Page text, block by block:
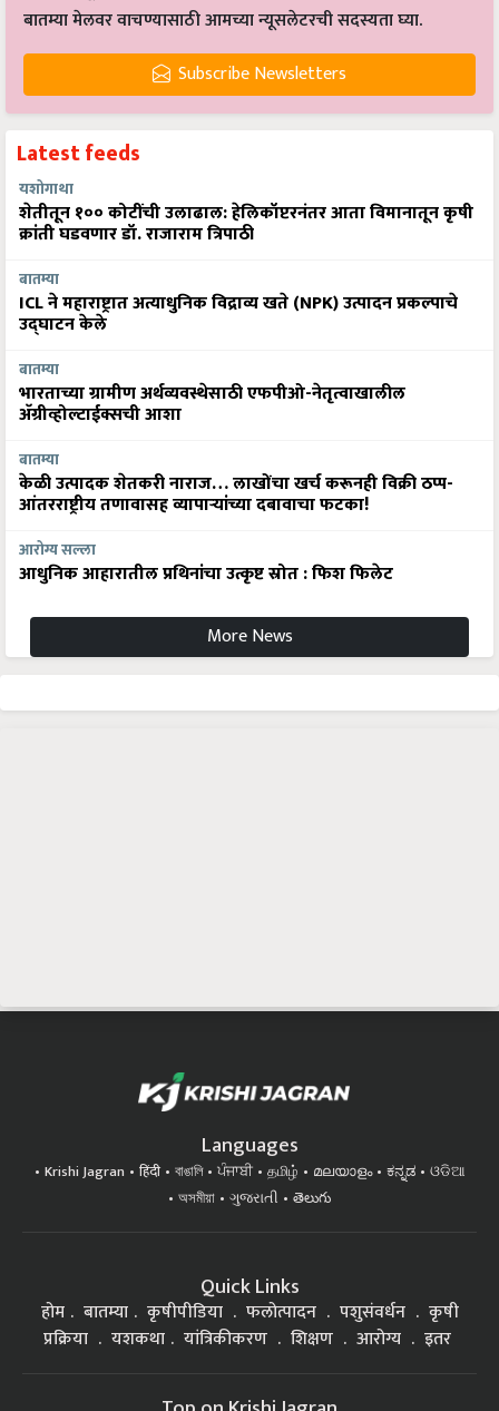
Subscribe Newsletters
यशोगाथा
शेतीतून १०० कोटींची उलाढाल: हेलिकॉप्टरनंतर आता विमानातून कृषी
क्रांती घडवणार डॉ. राजाराम त्रिपाठी
ICL ने महाराष्ट्रात अत्याधुनिक विद्राव्य खते (NPK) उत्पादन प्रकल्पाचे
उद्घाटन केले
भारताच्या ग्रामीण अर्थव्यवस्थेसाठी एफपीओ-नेतृत्वाखालील
अ‍ॅग्रीव्होल्टाईक्सची आशा
केळी उत्पादक शेतकरी नाराज… लाखोंचा खर्च करूनही विक्री ठप्प-
आंतरराष्ट्रीय तणावासह व्यापाऱ्यांच्या दबावाचा फटका!
आधुनिक आहारातील प्रथिनांचा उत्कृष्ट स्रोत : फिश फिलेट
More News
বাঙালি ਪੰਜਾਬੀ தமிழ்
অসমীয়া
ગુજરાતી తెలుగు
कृषीपीडिया फलोत्पादन
प्रक्रिया
यशकथा यांत्रिकीकरण शिक्षण आरोग्य इतर